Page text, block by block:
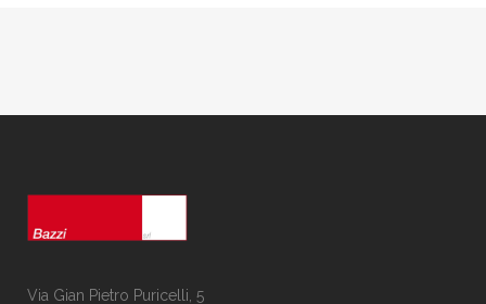
Via Gian Pietro Puricelli, 5